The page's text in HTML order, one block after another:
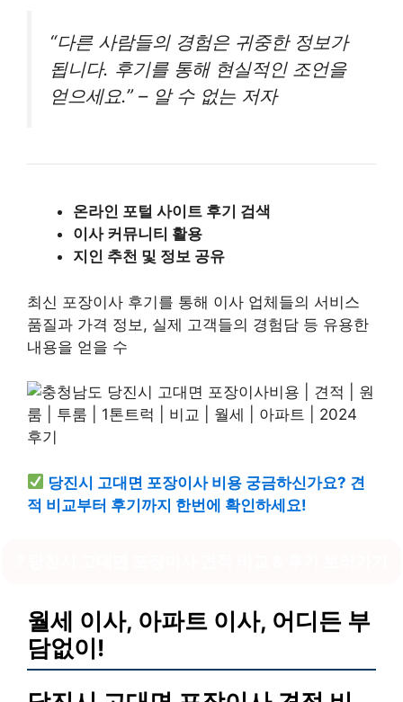
“다른 사람들의 경험은 귀중한 정보가
됩니다. 후기를 통해 현실적인 조언을
얻으세요.” – 알 수 없는 저자
온라인 포털 사이트 후기 검색
이사 커뮤니티 활용
지인 추천 및 정보 공유
최신 포장이사 후기를 통해 이사 업체들의 서비스
품질과 가격 정보, 실제 고객들의 경험담 등 유용한
내용을 얻을 수
당진시 고대면 포장이사 비용 궁금하신가요? 견
적 비교부터 후기까지 한번에 확인하세요!
월세 이사, 아파트 이사, 어디든 부
담없이!